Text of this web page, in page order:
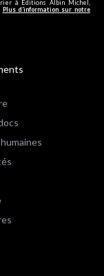
à Editions Albin Michel,
Plus d’information sur notre